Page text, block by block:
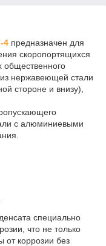
4 предназначен для
скоропортящихся
общественного
нержавеющей стали
стороне и внизу),
с алюминиевыми
специально
что не только
от коррозии без